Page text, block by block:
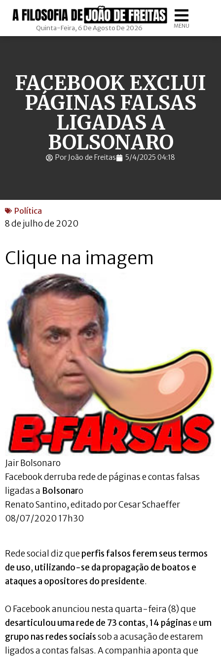
Quinta-Feira, 6 De Agosto De 2026 MENU
FACEBOOK EXCLUI
PÁGINAS FALSAS
LIGADAS A
BOLSONARO
Por João de Freitas 5/4/2025 04:18
Política
8 de julho de 2020
Clique na imagem
Jair Bolsonaro
Facebook derruba rede de páginas e contas falsas
ligadas a Bolsonaro
Renato Santino, editado por Cesar Schaeffer
08/07/2020 17h30
Rede social diz queperfis falsos ferem seus termos
de uso, utilizando-se da propagação de boatos e
ataques a opositores do presidente.
O Facebook anunciou nesta quarta-feira (8) que
desarticulou uma rede de 73 contas, 14 páginaseum
grupo nas redes sociaissob a acusação de estarem
ligados a contas falsas. A companhia aponta que